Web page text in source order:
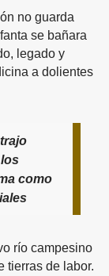
no guarda
se bañara
legado y
a dolientes
como
río campesino
tierras de labor.